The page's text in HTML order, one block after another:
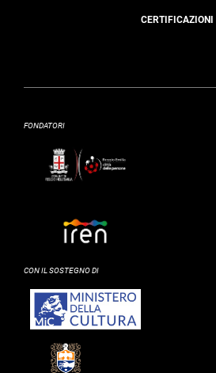
CERTIFICAZIONI
FONDATORI
CON IL SOSTEGNO DI